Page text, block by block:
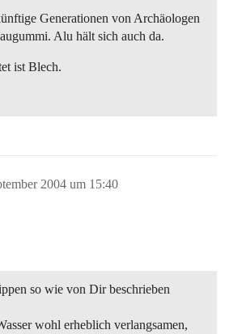
Generationen von Archäologen
Alu hält sich auch da.
ist Blech.
2004 um 15:40
so wie von Dir beschrieben
wohl erheblich verlangsamen,